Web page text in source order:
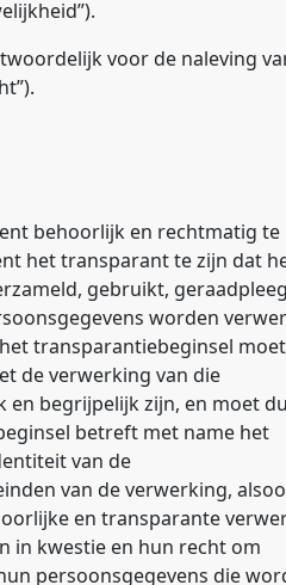
”).
voor de naleving
”).
behoorlijk en rechtmatig te
het transparant te zijn dat
gebruikt,
worden
transparantiebeginsel
de verwerking van die
en begrijpelijk zijn, en moet
betreft met name het
van de
van de verwerking,
en transparante
in kwestie en hun recht om
persoonsgegevens die